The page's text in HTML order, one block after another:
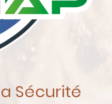
Sécurité